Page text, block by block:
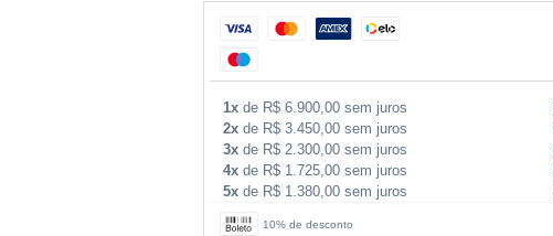
1x de R$ 6.900,00 sem juros
2x de R$ 3.450,00 sem juros
3x de R$ 2.300,00 sem juros
4x de R$ 1.725,00 sem juros
5x de R$ 1.380,00 sem juros
10% de desconto